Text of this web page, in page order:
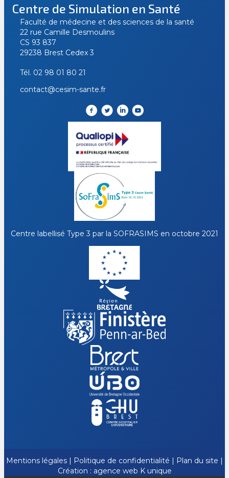
Centre de Simulation en Santé
Faculté de médecine et des sciences de la santé
22 rue Camille Desmoulins
CS 93 837
29238 Brest Cedex 3
Tél. 02 98 01 80 21
contact@cesim-sante.fr
Centre labellisé Type 3 par la SOFRASIMS en octobre 2021
Mentions légales Politique de confidentialité Plan du site
Création : agence web K unique